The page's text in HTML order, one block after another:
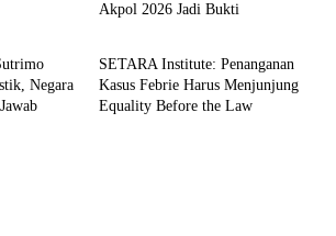
Akpol 2026 Jadi Bukti
Negara
News
SETARA Institute: Penanganan
Kasus Febrie Harus Menjunjung
Equality Before the Law